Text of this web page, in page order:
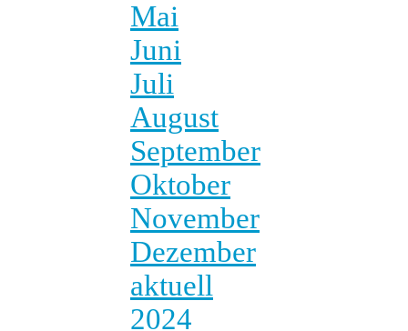
Mai
Juni
Juli
August
September
Oktober
November
Dezember
aktuell
2024